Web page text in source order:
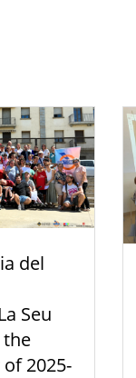
del
Seu
the
2025-